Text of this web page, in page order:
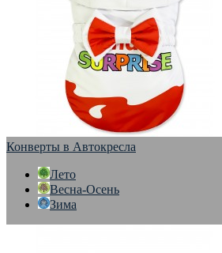
Конверты в Автокресла
Лето
Весна-Осень
Зима